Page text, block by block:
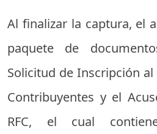
Al finalizar la captura, el
paquete de
Solicitud de Inscripción al
Contribuyentes y el
RFC, el cual